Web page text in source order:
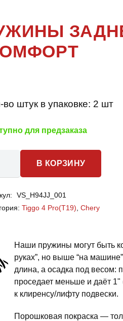
во штук в упаковке: 2 шт
для предзаказа
В КОРЗИНУ
VS_H94JJ_001
Tiggo 4 Pro(T19) ,Chery
Наши пружины могут быть
руках”, но выше “на
длина, а осадка под весом:
проседает меньше и даёт
к клиренсу/лифту подвески.
Порошковая покраска —